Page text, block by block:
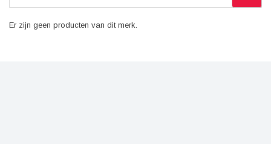
Er zijn geen producten van dit merk.